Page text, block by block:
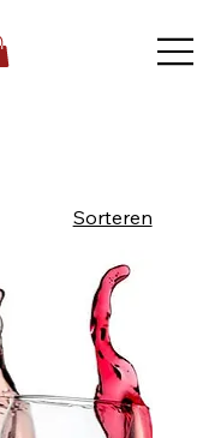
Sorteren